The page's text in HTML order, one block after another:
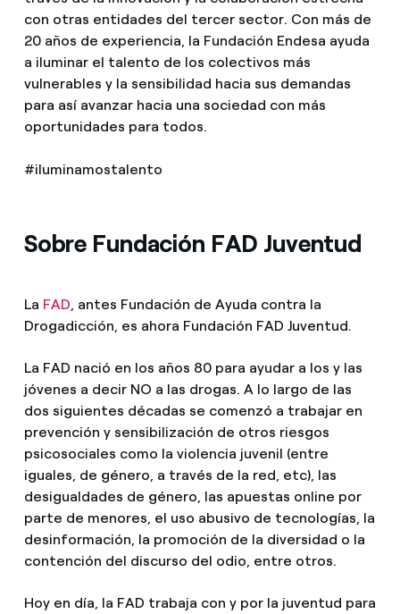
con otras entidades del tercer sector. Con más de
20 años de experiencia, la Fundación Endesa ayuda
a iluminar el talento de los colectivos más
vulnerables y la sensibilidad hacia sus demandas
para así avanzar hacia una sociedad con más
oportunidades para todos.
#iluminamostalento
Sobre Fundación FAD Juventud
La FAD , antes Fundación de Ayuda contra la
Drogadicción, es ahora Fundación FAD Juventud.
La FAD nació en los años 80 para ayudar a los y las
jóvenes a decir NO a las drogas. A lo largo de las
dos siguientes décadas se comenzó a trabajar en
prevención y sensibilización de otros riesgos
psicosociales como la violencia juvenil (entre
iguales, de género, a través de la red, etc), las
desigualdades de género, las apuestas online por
parte de menores, el uso abusivo de tecnologías, la
desinformación, la promoción de la diversidad o la
contención del discurso del odio, entre otros.
Hoy en día, la FAD trabaja con y por la juventud para